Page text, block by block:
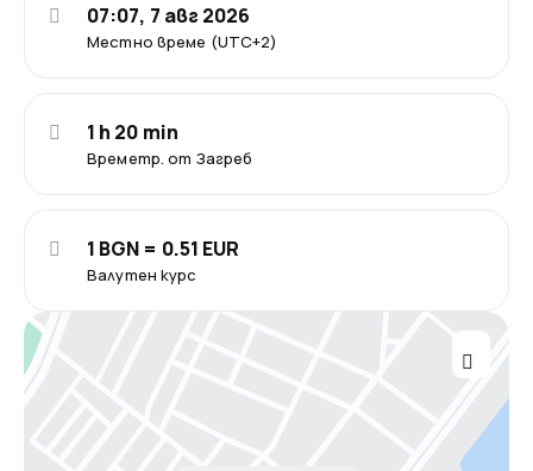
Местно време (UTC+2)
07:07, 7 авг 2026
Времетр. от Загреб
1 h 20 min
Валутен курс
1 BGN = 0.51 EUR